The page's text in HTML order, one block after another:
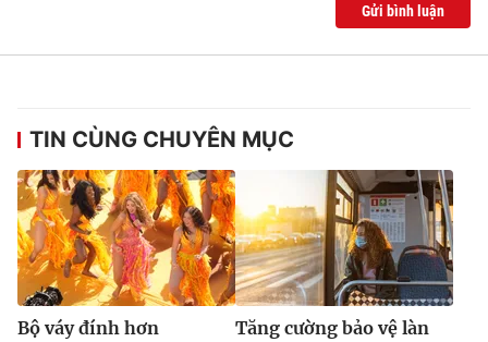
Gửi bình luận
TIN CÙNG CHUYÊN MỤC
Bộ váy đính hơn
Tăng cường bảo vệ làn